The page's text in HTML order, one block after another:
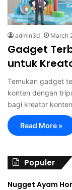
admin3d March
Gadget
untuk
Temukan gadget
konten dengan
bagi kreator
Read More »
Populer
Nugget Ayam